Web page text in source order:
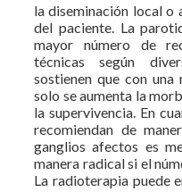
la diseminación local o
del paciente. La
mayor número de
técnicas según
sostienen que con una
solo se aumenta la
la supervivencia. En
recomiendan de
ganglios afectos es
manera radical si el
La radioterapia puede